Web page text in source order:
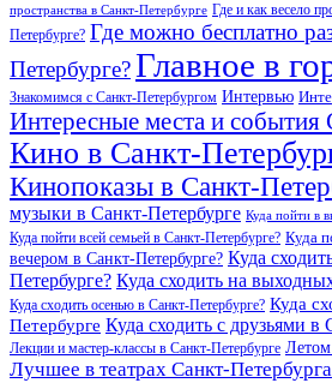
пространства в Санкт-Петербурге Где и как весело
Петербурге? Где можно бесплатно
Петербурге?Главное в
Знакомимся с Санкт-Петербургом Интервью
Интересные места и события
Кино в Санкт-
Кинопоказы в Санкт-
музыки в Санкт-Петербурге Куда пойти в
Куда пойти всей семьей в Санкт-Петербурге? Куда
вечером в Санкт-Петербурге? Куда
Петербурге? Куда сходить на
Куда сходить осенью в Санкт-Петербурге? Куда
Петербурге Куда сходить с друзьями в
Лекции и мастер-классы в Санкт-Петербурге Летом
Лучшее в театрах Санкт-Петербурга